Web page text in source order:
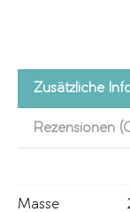
Zusätzliche
Rezensionen
Masse